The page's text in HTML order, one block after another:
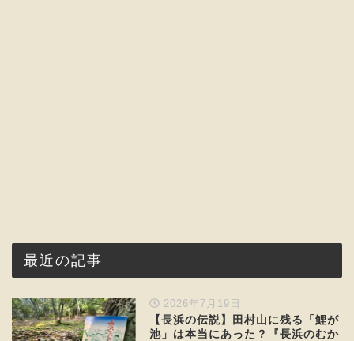
最近の記事
2026年7月19日
【長浜の伝説】田村山に残る「鯉が
池」は本当にあった？『長浜のむか